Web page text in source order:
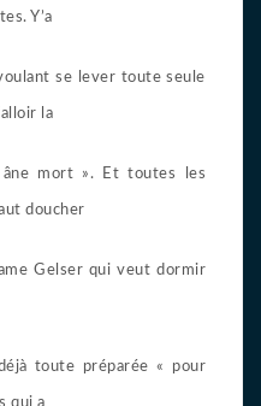
Y’a
se lever toute seule
la
mort ». Et toutes les
doucher
Gelser qui veut dormir
toute préparée « pour